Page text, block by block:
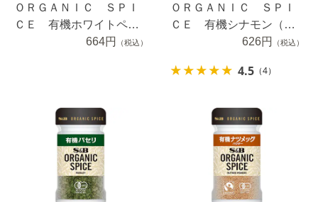
ＯＲＧＡＮＩＣ ＳＰＩ
ＣＥ 有機ホワイトペッ
パー（パウダー） ２０
664円 （税込）
ＯＲＧＡＮＩＣ ＳＰＩ
ＣＥ 有機シナモン（パ
ウダー） １９ｇ
626円 （税込）
4.5 （4）